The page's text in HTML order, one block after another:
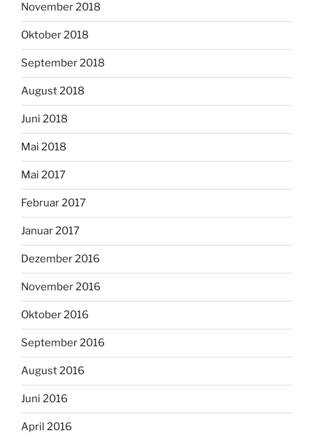
November 2018
Oktober 2018
September 2018
August 2018
Juni 2018
Mai 2018
Mai 2017
Februar 2017
Januar 2017
Dezember 2016
November 2016
Oktober 2016
September 2016
August 2016
Juni 2016
April 2016